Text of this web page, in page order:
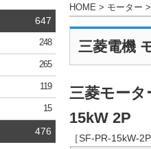
647
248
265
119
15
476
HOME モーター
三菱電機
三菱モータ
15kW 2P
［SF-PR-15kW-